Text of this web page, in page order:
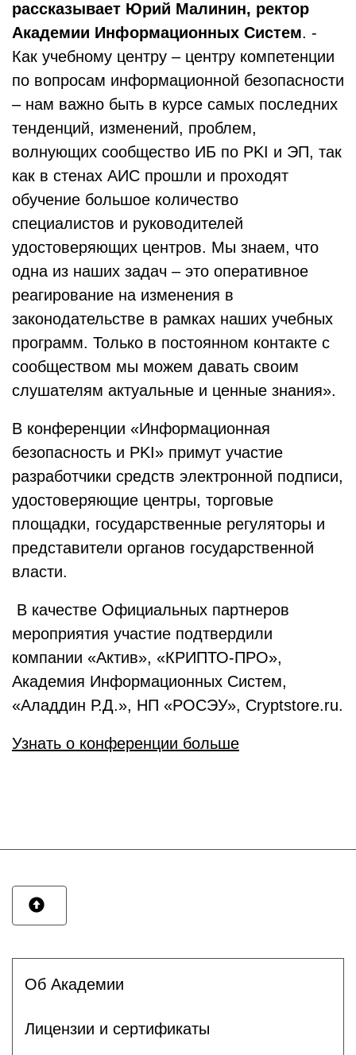
рассказывает Юрий Малинин, ректор
Академии Информационных Систем. -
Как учебному центру – центру компетенции
по вопросам информационной безопасности
– нам важно быть в курсе самых последних
тенденций, изменений, проблем,
волнующих сообщество ИБ по PKI и ЭП, так
как в стенах АИС прошли и проходят
обучение большое количество
специалистов и руководителей
удостоверяющих центров. Мы знаем, что
одна из наших задач – это оперативное
реагирование на изменения в
законодательстве в рамках наших учебных
программ. Только в постоянном контакте с
сообществом мы можем давать своим
слушателям актуальные и ценные знания».
В конференции «Информационная
безопасность и PKI» примут участие
разработчики средств электронной подписи,
удостоверяющие центры, торговые
площадки, государственные регуляторы и
представители органов государственной
власти.
В качестве Официальных партнеров
мероприятия участие подтвердили
компании «Актив», «КРИПТО-ПРО»,
Академия Информационных Систем,
«Аладдин Р.Д.», НП «РОСЭУ», Cryptstore.ru.
Узнать о конференции больше
Об Академии
Лицензии и сертификаты